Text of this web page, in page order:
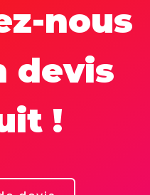
nous
devis
!